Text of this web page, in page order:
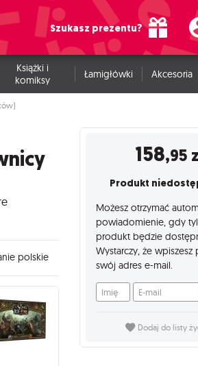
Szukasz prezentu?
Książki i
komiksy
Łamigłówki Akcesoria
polskie
158,95
Produkt
Możesz otrzymać
powiadomienie, gdy
produkt będzie
Wystarczy, że wpiszesz
swój adres e-mail.
Imię E-mail
Dodaj do listy